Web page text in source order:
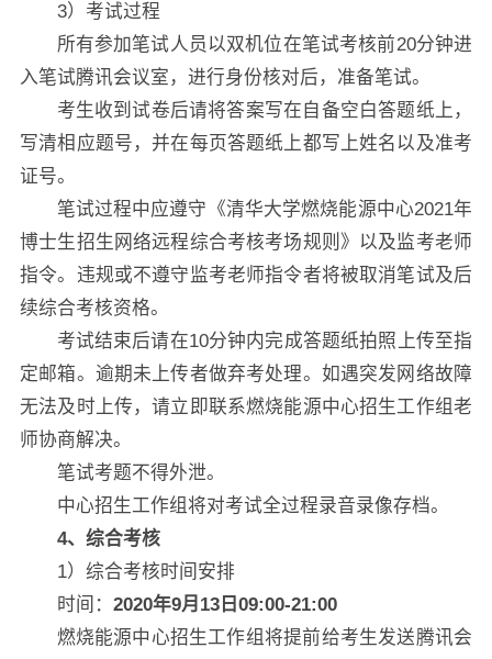
3）考试过程
所有参加笔试人员以双机位在笔试考核前20分钟进
入笔试腾讯会议室，进行身份核对后，准备笔试。
考生收到试卷后请将答案写在自备空白答题纸上，
写清相应题号，并在每页答题纸上都写上姓名以及准考
证号。
笔试过程中应遵守《清华大学燃烧能源中心2021年
博士生招生网络远程综合考核考场规则》以及监考老师
指令。违规或不遵守监考老师指令者将被取消笔试及后
续综合考核资格。
考试结束后请在10分钟内完成答题纸拍照上传至指
定邮箱。逾期未上传者做弃考处理。如遇突发网络故障
无法及时上传，请立即联系燃烧能源中心招生工作组老
师协商解决。
笔试考题不得外泄。
中心招生工作组将对考试全过程录音录像存档。
4、综合考核
1）综合考核时间安排
时间： 2020年9月13日09:00-21:00
燃烧能源中心招生工作组将提前给考生发送腾讯会